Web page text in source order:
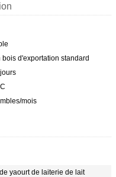
bois d'exportation standard
mois
yaourt de laiterie de lait